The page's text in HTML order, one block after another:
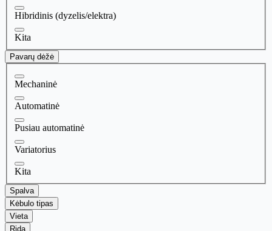
Hibridinis (dyzelis/elektra)
Kita
Pavarų dėžė
Mechaninė
Automatinė
Pusiau automatinė
Variatorius
Kita
Spalva
Kėbulo tipas
Vieta
Rida